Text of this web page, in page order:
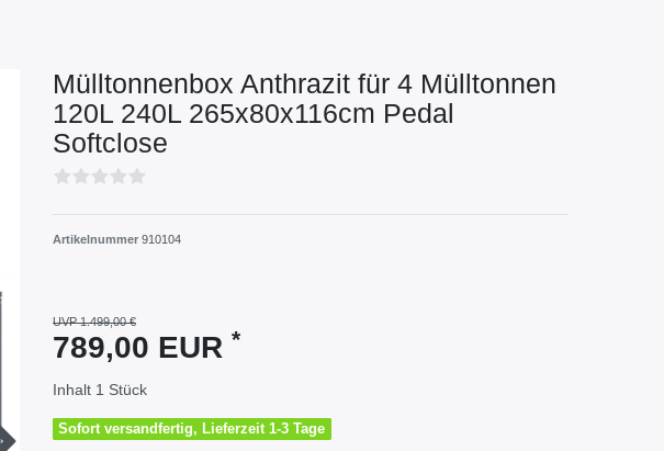
Mülltonnenbox Anthrazit für 4 Mülltonnen
120L 240L 265x80x116cm Pedal
Softclose
Artikelnummer 910104
UVP 1.499,00 €
789,00 EUR *
Inhalt 1 Stück
Sofort versandfertig, Lieferzeit 1-3 Tage